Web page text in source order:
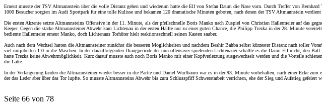
Erneut musste der TSV Altmannstein über die volle Distanz gehen und wiederum hatte die Elf von Stefan Daum die Nase vorn. Durch Treffer von
1000 Besucher sorgten im Audi Sportpark für eine tolle Kulisse und bekamen 120 dramatische Minuten geboten, nach denen der TSV Altmannstein
Die ersten Akzente setzte Altmannsteins Offensive in der 11. Minute, als der pfeilschnelle Boris Manko nach Zuspiel von Christian Hallermeier auf das
Keeper. Gegen die starke Altmannsteiner Abwehr kam Lichtenau in der ersten Hälfte nur zu einer guten Chance, die Philipp Trezka in der 28. Minute
bediente Hallermeier erneut Manko, doch Lichtenaus Torhüter hielt reaktionsschnell seinen Kasten sauber.
Auch nach dem Wechsel hatten die Altmannsteiner zunächst die besseren Möglichkeiten und nachdem Beshir Bahba selbst kürzester Distanz nach toller
viel umjubelten 1:0 in die Maschen. In der darauffolgenden Drangperiode der nun offensiver spielenden Lichtenauer schaffte es die Daum-Elf nicht, den
hatte Trezka keine Abwehrmöglichkeit. Kurz darauf musste auch noch Boris Manko mit einer Kopfverletzung ausgewechselt werden und die Vorteile
die Latte.
In der Verlängerung fanden die Altmannsteiner wieder besser in die Partie und Daniel Wurfbaum war es in der 93. Minute vorbehalten, nach einer Ecke
der das Leder aber über das Tor lupfte. So musste Altmannsteins Abwehr bis zum Schlusspfiff Schwerstarbeit verrichten, ehe der Sieg und Aufstieg gefeiert
Seite 66 von 78